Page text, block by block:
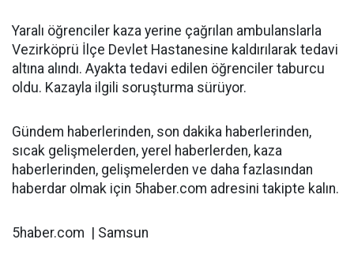
Yaralı öğrenciler kaza yerine çağrılan ambulanslarla
Vezirköprü İlçe Devlet Hastanesine kaldırılarak tedavi
altına alındı. Ayakta tedavi edilen öğrenciler taburcu
oldu. Kazayla ilgili soruşturma sürüyor.
Gündem haberlerinden, son dakika haberlerinden,
sıcak gelişmelerden, yerel haberlerden, kaza
haberlerinden, gelişmelerden ve daha fazlasından
haberdar olmak için 5haber.com adresini takipte kalın.
5haber.com | Samsun